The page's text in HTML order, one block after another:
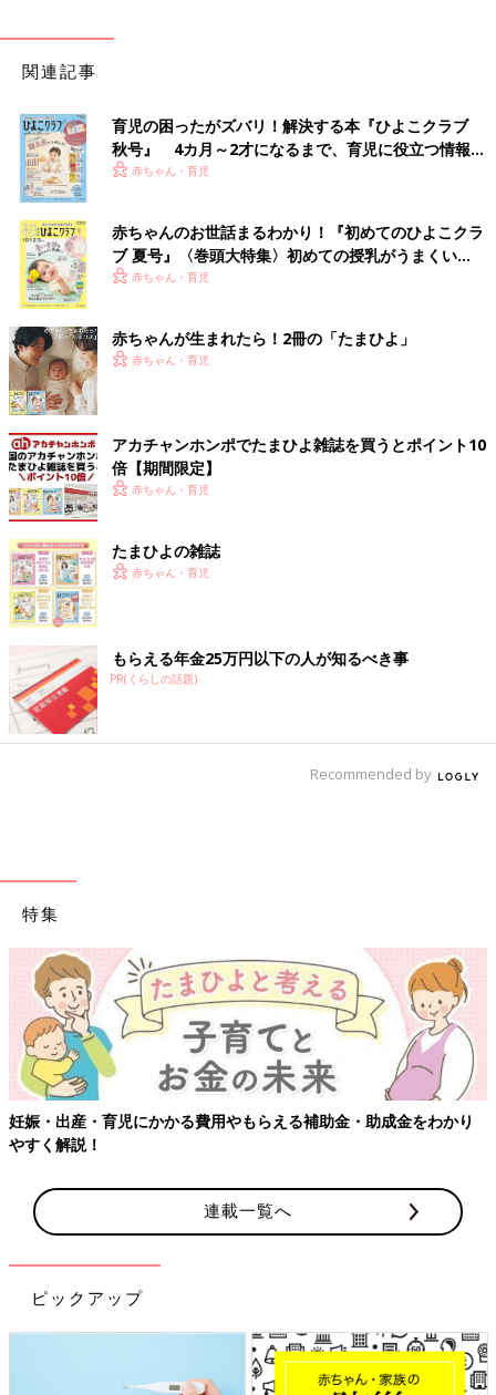
関連記事
育児の困ったがズバリ！解決する本『ひよこクラブ
秋号』 4カ月～2才になるまで、育児に役立つ情報が
いっぱい！
赤ちゃん・育児
赤ちゃんのお世話まるわかり！『初めてのひよこクラ
ブ 夏号』〈巻頭大特集〉初めての授乳がうまくい
く！ おっぱい・ミルクの基本と夏のトラブル 解決テ
赤ちゃん・育児
赤ちゃんが生まれたら！2冊の「たまひよ」
赤ちゃん・育児
アカチャンホンポでたまひよ雑誌を買うとポイント10
倍【期間限定】
赤ちゃん・育児
たまひよの雑誌
赤ちゃん・育児
もらえる年金25万円以下の人が知るべき事
PR(くらしの話題)
Recommended by
特集
妊娠・出産・育児にかかる費用やもらえる補助金・助成金をわかり
やすく解説！
連載一覧へ
ピックアップ